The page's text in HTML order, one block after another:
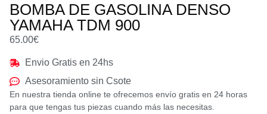
BOMBA DE GASOLINA DENSO
YAMAHA TDM 900
65.00€
Envio Gratis en 24hs
Asesoramiento sin Csote
En nuestra tienda online te ofrecemos envío gratis en 24 horas
para que tengas tus piezas cuando más las necesitas.